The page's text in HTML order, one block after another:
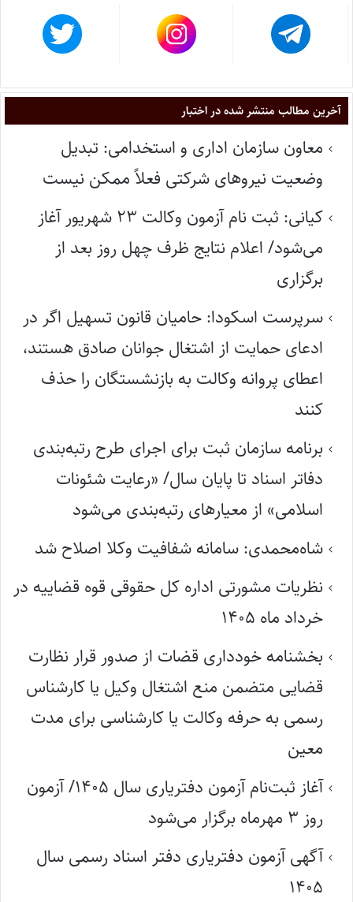
آخرین مطالب منتشر شده در اختبار
معاون سازمان اداری و استخدامی: تبدیل
وضعیت نیروهای شرکتی فعلاً ممکن نیست
کیانی: ثبت نام آزمون وکالت ۲۳ شهریور آغاز
می‌شود/ اعلام نتایج ظرف چهل روز بعد از
برگزاری
سرپرست اسکودا: حامیان قانون تسهیل اگر در
ادعای حمایت از اشتغال جوانان صادق هستند،
اعطای پروانه وکالت به بازنشستگان را حذف
کنند
برنامه سازمان ثبت برای اجرای طرح رتبه‌بندی
دفاتر اسناد تا پایان سال/ «رعایت شئونات
اسلامی» از معیارهای رتبه‌بندی می‌شود
شاه‌محمدی: سامانه شفافیت وکلا اصلاح شد
نظریات مشورتی اداره کل حقوقی قوه قضاییه در
خرداد ماه ۱۴۰۵
بخشنامه خودداری قضات از صدور قرار نظارت
قضایی متضمن منع اشتغال وکیل یا کارشناس
رسمی به حرفه وکالت یا کارشناسی برای مدت
معین
آغاز ثبت‌نام آزمون دفتریاری سال ۱۴۰۵/ آزمون
روز ۳ مهرماه برگزار می‌شود
آگهی آزمون دفتریاری دفتر اسناد رسمی سال
۱۴۰۵